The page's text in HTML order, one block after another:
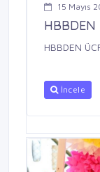
15 Mayıs
HBBDEN
HBBDEN
İncele